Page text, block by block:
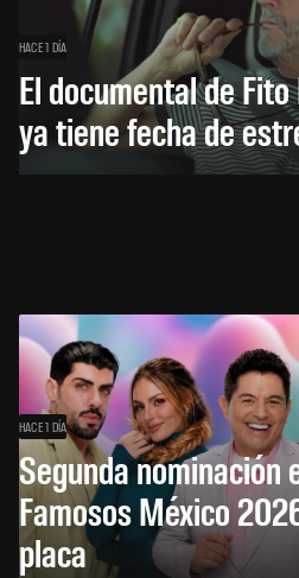
HACE 1 DÍA
El documental de
ya tiene fecha de
HACE 1 DÍA
Segunda nominación
Famosos México
placa